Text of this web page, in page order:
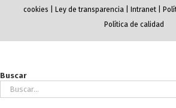
cookies
Ley de transparencia| Intranet|
Política de calidad
Buscar
Buscar: